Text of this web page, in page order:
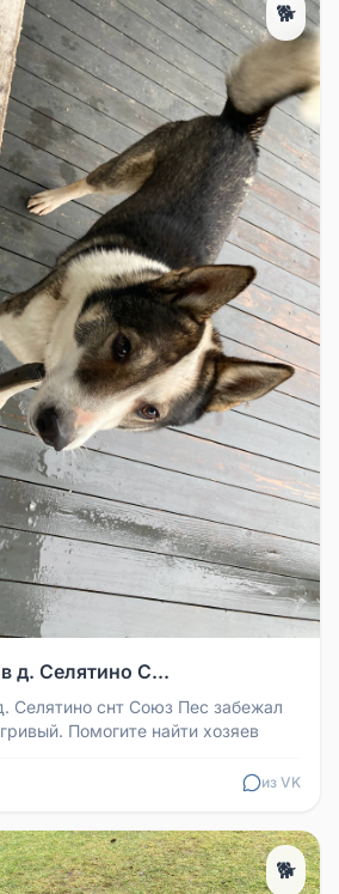
🐕
д. Селятино С...
Селятино снт Союз Пес забежал
Помогите найти хозяев
из VK
🐕